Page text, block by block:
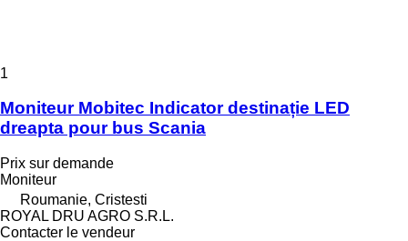
1
Moniteur Mobitec Indicator destinație LED
dreapta pour bus Scania
Prix sur demande
Moniteur
Roumanie, Cristesti
ROYAL DRU AGRO S.R.L.
Contacter le vendeur